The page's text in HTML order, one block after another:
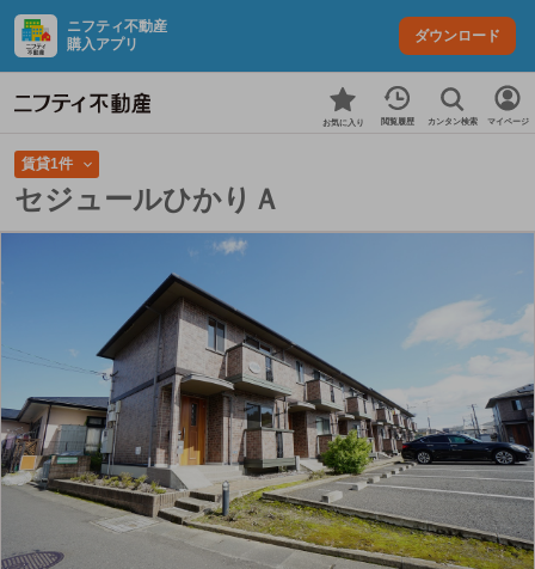
ニフティ不動産
購入アプリ
ダウンロード
お気に入り 閲覧履歴 カンタン検索 マイページ
賃貸1件
セジュールひかりＡ